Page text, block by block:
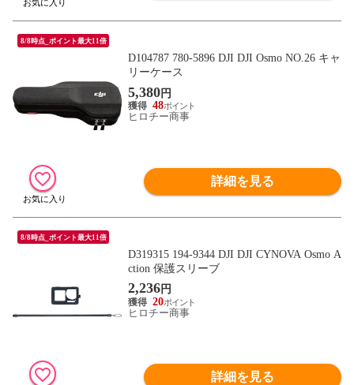
8/8時点_ポイント最大11倍
D104787 780-5896 DJI DJI Osmo NO.26 キャ
リーケース
5,380円
48
ヒロチー商事
詳細を見る
8/8時点_ポイント最大11倍
D319315 194-9344 DJI DJI CYNOVA Osmo A
ction 保護スリーブ
2,236円
20
ヒロチー商事
詳細を見る